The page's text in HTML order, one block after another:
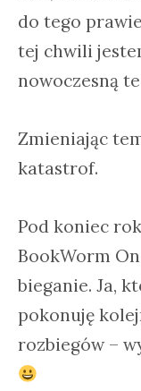
do tego
tej chwili
nowoczesną
Zmieniając
katastrof.
Pod koniec
BookWorm
bieganie. Ja,
pokonuję
rozbiegów –